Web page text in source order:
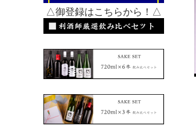
△御登録はこちらから！△